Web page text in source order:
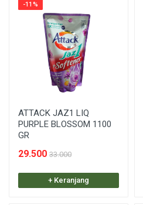
-11%
ATTACK JAZ1 LIQ
PURPLE BLOSSOM 1100
GR
29.500 33.000
+ Keranjang